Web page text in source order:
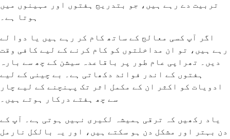
تربیت دے رہے ہیں، جو بتدریج ہفتوں اور مہینوں میں
ہوتا ہے۔
اگر آپ کسی معالج کے ساتھ کام کر رہے ہیں یا دوا لے
رہے ہیں، تو ان مداخلتوں کو کام کرنے کے لیے کافی وقت
دیں۔ تھراپی عام طور پر باقاعدہ سیشن کے چھ سے بارہ
ہفتوں کے اندر فوائد دکھاتی ہے۔ بے چینی کے لیے
ادویات کو اکثر ان کے مکمل اثر تک پہنچنے کے لیے چار
سے چھ ہفتے درکار ہوتے ہیں۔
یاد رکھیں کہ ترقی ہمیشہ لکیری نہیں ہوتی ہے۔ آپ کے
دن بہتر اور مشکل دن ہو سکتے ہیں، اور یہ بالکل نارمل